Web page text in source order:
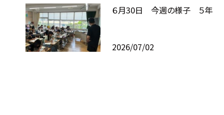
６月30日 今週の様子 ５年
2026/07/02